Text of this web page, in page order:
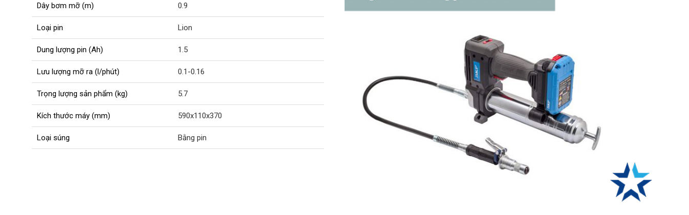
Dây bơm mỡ (m) 0.9
Loại pin Lion
Dung lượng pin (Ah) 1.5
Lưu lượng mỡ ra (l/phút) 0.1-0.16
Trọng lượng sản phẩm (kg) 5.7
Kích thước máy (mm) 590x110x370
Loại súng Bằng pin